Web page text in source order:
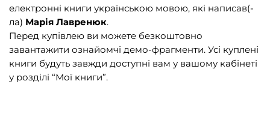
Навчальна література та посібники (527)
Енциклопедії, довідники, словники (55)
Подарункові сертифікати (1)
електронні книги українською мовою, які написав(-
ла) Марія Лавренюк.
Перед купівлею ви можете безкоштовно
завантажити ознайомчі демо-фрагменти. Усі куплені
книги будуть завжди доступні вам у вашому кабінеті
у розділі “Мої книги”.